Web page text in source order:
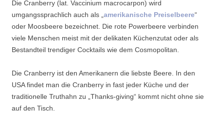
Die Cranberry (lat. Vaccinium macrocarpon) wird
umgangssprachlich auch als „ amerikanische Preiselbeere“
oder Moosbeere bezeichnet. Die rote Powerbeere verbinden
viele Menschen meist mit der delikaten Küchenzutat oder als
Bestandteil trendiger Cocktails wie dem Cosmopolitan.
Die Cranberry ist den Amerikanern die liebste Beere. In den
USA findet man die Cranberry in fast jeder Küche und der
traditionelle Truthahn zu „Thanks-giving“ kommt nicht ohne sie
auf den Tisch.